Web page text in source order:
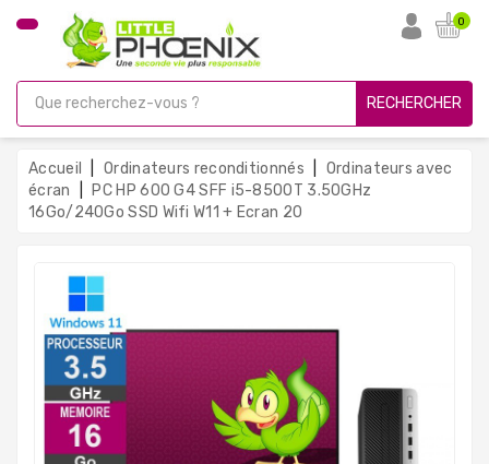
CATÉGORIE
Gamer
Unités
Centrales
Reconditionnées
Ordinateurs
Portables
0
RECHERCHER
Accueil Ordinateurs reconditionnés
Ordinateurs avec
écran
PC HP 600 G4 SFF i5-8500T 3.50GHz
16Go/240Go SSD Wifi W11 + Ecran 20